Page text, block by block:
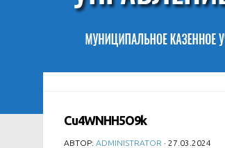
Cu4WNHH5O9k
АВТОР: ADMINISTRATOR · 27.03.2024